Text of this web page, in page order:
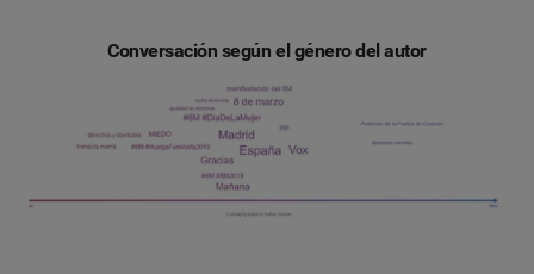
Conversación según el género del autor